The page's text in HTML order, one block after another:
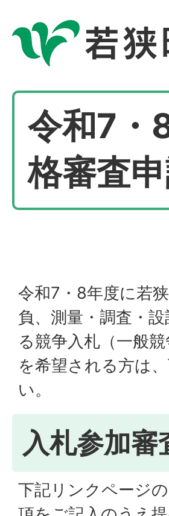
令和7・
格審査
令和7・8年度に若
負、測量・調査・
る競争入札（一般
を希望される方は
い。
入札参加審
下記リンクページ